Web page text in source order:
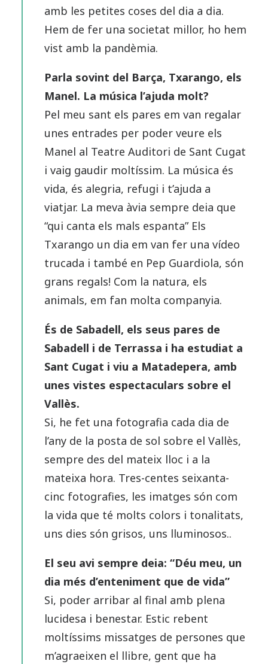
amb les petites coses del dia a dia.
Hem de fer una societat millor, ho hem
vist amb la pandèmia.
Parla sovint del Barça, Txarango, els
Manel. La música l’ajuda molt?
Pel meu sant els pares em van regalar
unes entrades per poder veure els
Manel al Teatre Auditori de Sant Cugat
i vaig gaudir moltíssim. La música és
vida, és alegria, refugi i t’ajuda a
viatjar. La meva àvia sempre deia que
“qui canta els mals espanta” Els
Txarango un dia em van fer una vídeo
trucada i també en Pep Guardiola, són
grans regals! Com la natura, els
animals, em fan molta companyia.
És de Sabadell, els seus pares de
Sabadell i de Terrassa i ha estudiat a
Sant Cugat i viu a Matadepera, amb
unes vistes espectaculars sobre el
Vallès.
Si, he fet una fotografia cada dia de
l’any de la posta de sol sobre el Vallès,
sempre des del mateix lloc i a la
mateixa hora. Tres-centes seixanta-
cinc fotografies, les imatges són com
la vida que té molts colors i tonalitats,
uns dies són grisos, uns lluminosos..
El seu avi sempre deia: “Déu meu, un
dia més d’enteniment que de vida”
Si, poder arribar al final amb plena
lucidesa i benestar. Estic rebent
moltíssims missatges de persones que
m’agraeixen el llibre, gent que ha